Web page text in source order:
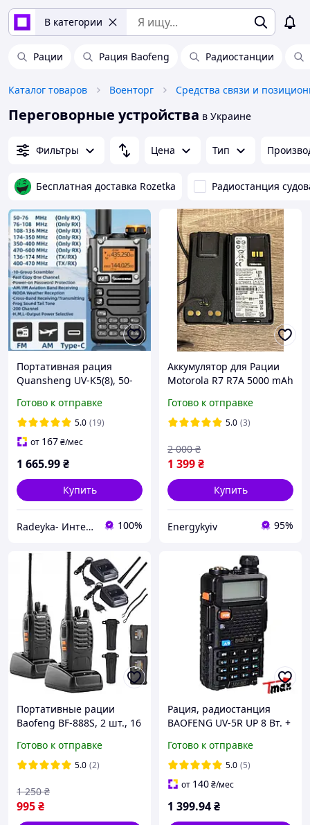
В категории
Рации Рация Baofeng Радиостанции
Каталог товаров Военторг
Переговорные устройства в Украине
Фильтры Цена Тип
Бесплатная доставка Rozetka Радиостанция
Портативная рация
Quansheng UV-K5(8), 50-
Type-C зарядка
Готово к отправке
5.0 (19)
от 167₴/мес
1 665.99₴
Купить
Radeyka- Интернет магазин раций и аксессуаров 100%
Аккумулятор для Рации
Motorola R7 R7A 5000 mAh
Радиостанцию Моторола
Р7 Р7А PMNN4808A
Готово к отправке
5.0 (3)
1 399₴
2 000 ₴
Купить
Energykyiv 95%
Портативные рации
Baofeng BF-888S, 2 шт., 16
км, комплект
Готово к отправке
5.0 (2)
995₴
1 250 ₴
Рация, радиостанция
BAOFENG UV-5R UP 8 Вт. +
Готово к отправке
5.0 (5)
от 140₴/мес
1 399.94₴